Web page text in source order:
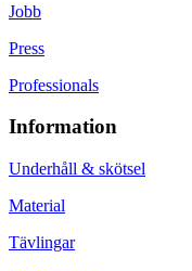
Jobb
Press
Professionals
Information
Underhåll & skötsel
Material
Tävlingar